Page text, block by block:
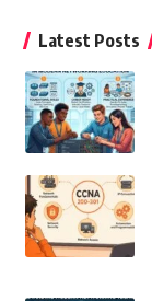
Latest Posts